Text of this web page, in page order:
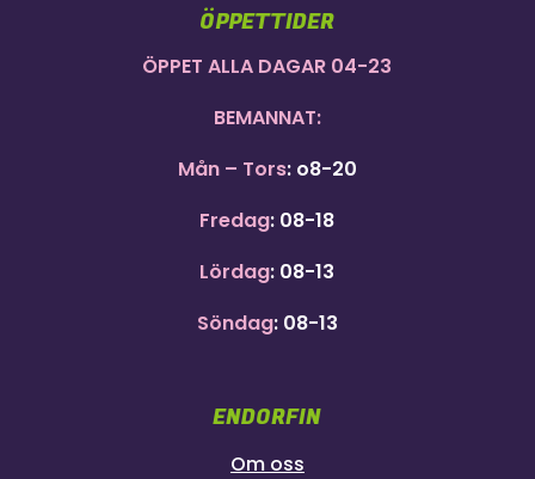
ÖPPETTIDER
ÖPPET ALLA DAGAR 04-23
BEMANNAT:
Mån – Tors: o8-20
Fredag: 08-18
Lördag: 08-13
Söndag: 08-13
ENDORFIN
Om oss